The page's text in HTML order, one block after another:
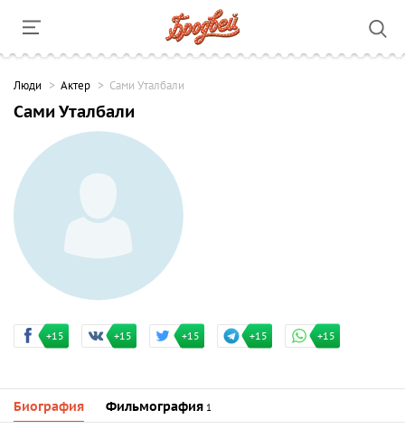
Люди Актер Сами Уталбали
Сами Уталбали
+15 +15 +15 +15 +15
Биография Фильмография 1